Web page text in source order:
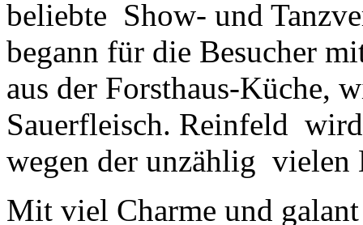
beliebte Show- und
begann für die Besucher
aus der Forsthaus-Küche,
Sauerfleisch. Reinfeld
wegen der unzählig vielen
Mit viel Charme und